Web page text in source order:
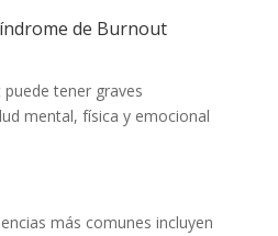
de Burnout
tener graves
mental, física y emocional
más comunes incluyen